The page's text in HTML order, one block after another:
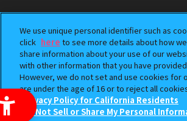
We use unique personal identifier such as
click here to see more details about how
share information about your use of our
with other information that you have
However, we do not set and use cookies for
are under the age of 16 or to reject all
Privacy Policy for California Residents
Do Not Sell or Share My Personal